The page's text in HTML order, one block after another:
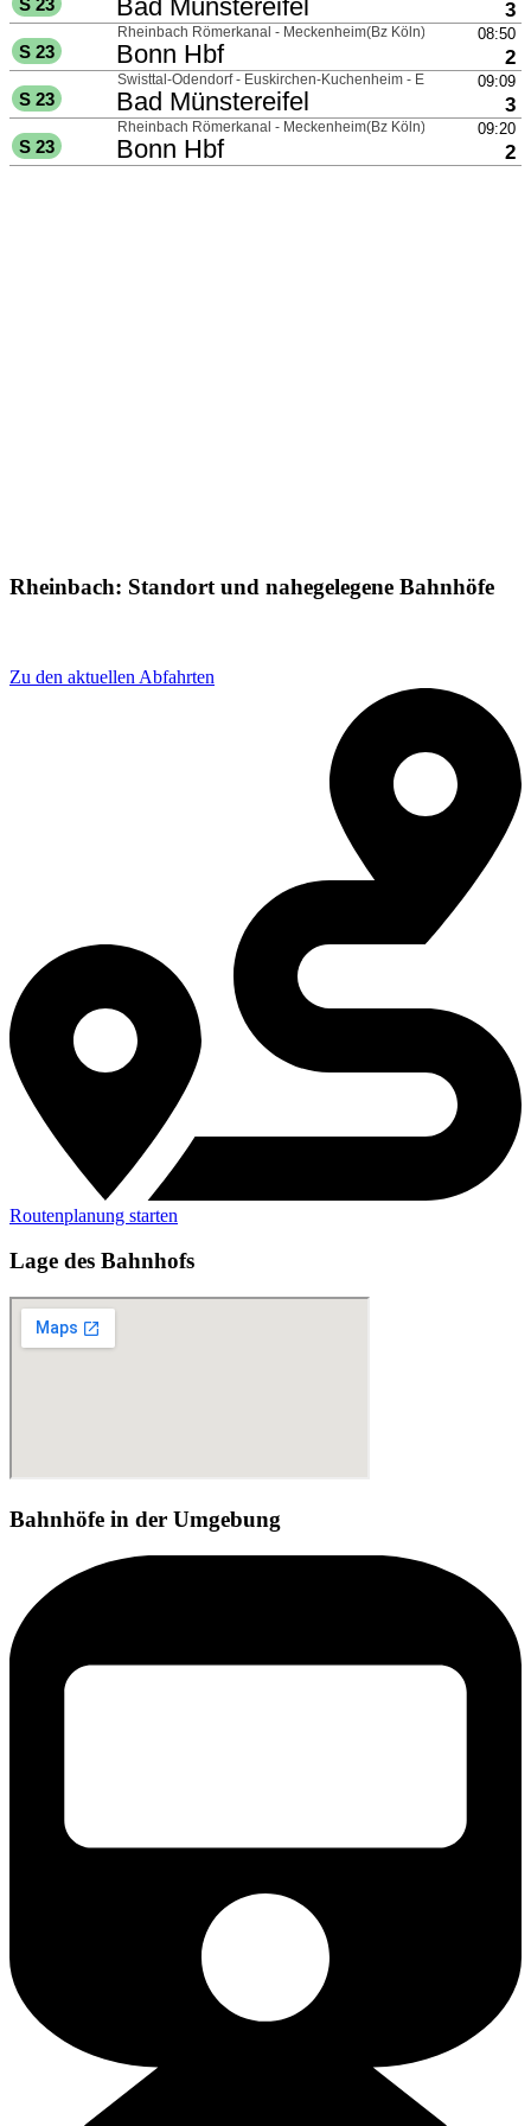
Rheinbach: Standort und nahegelegene Bahnhöfe
Zu den aktuellen Abfahrten
Routenplanung starten
Lage des Bahnhofs
Bahnhöfe in der Umgebung